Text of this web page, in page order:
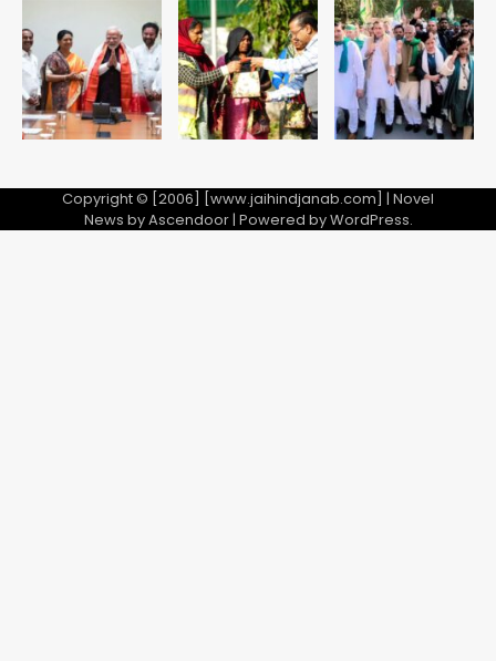
28 साल बाद कानून के शिकंजे में आया हत्या का
फरार आरोपी
Team JHJ
Copyright © [2006] [www.jaihindjanab.com] | Novel
News byAscendoor| Powered byWordPress.